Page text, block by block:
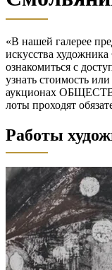
«В нашей галерее
искусства
ознакомиться с
узнать стоимость
аукционах
лоты проходят
Работы